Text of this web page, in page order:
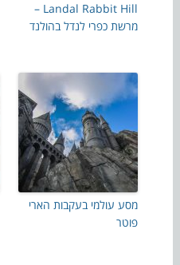
Landal Rabbit Hill –
מרשת כפרי לנדל בהולנד
מסע עולמי בעקבות הארי
פוטר